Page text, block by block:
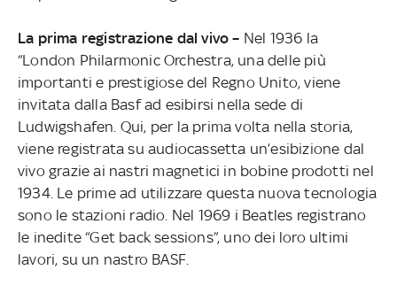
La prima registrazione dal vivo – Nel 1936 la
“London Philarmonic Orchestra, una delle più
importanti e prestigiose del Regno Unito, viene
invitata dalla Basf ad esibirsi nella sede di
Ludwigshafen. Qui, per la prima volta nella storia,
viene registrata su audiocassetta un’esibizione dal
vivo grazie ai nastri magnetici in bobine prodotti nel
1934. Le prime ad utilizzare questa nuova tecnologia
sono le stazioni radio. Nel 1969 i Beatles registrano
le inedite “Get back sessions”, uno dei loro ultimi
lavori, su un nastro BASF.